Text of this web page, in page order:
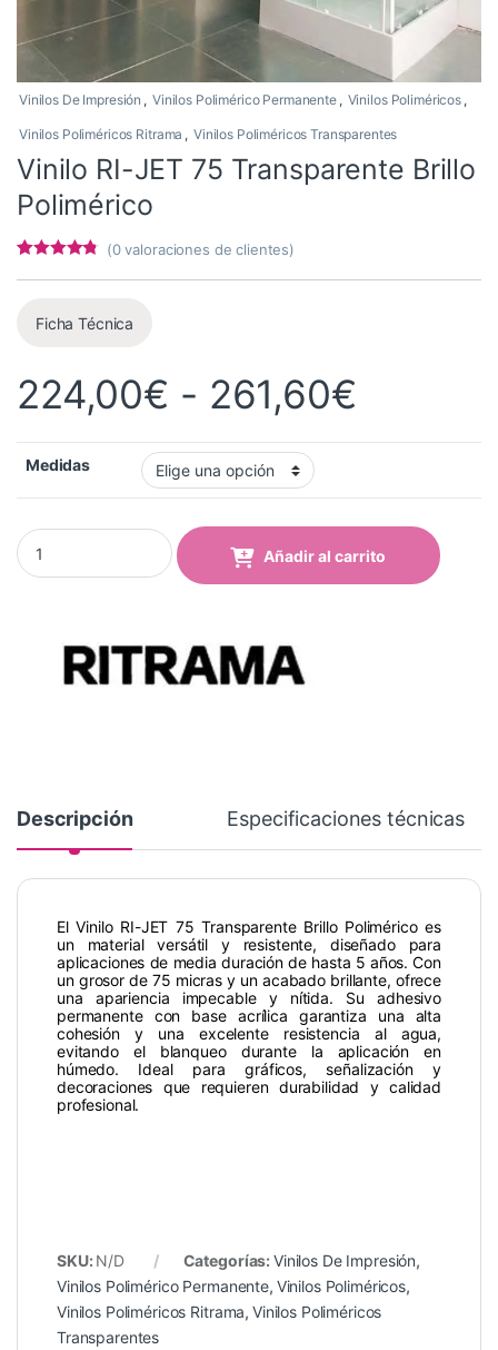
Vinilos De Impresión , Vinilos Polimérico Permanente , Vinilos Poliméricos ,
Vinilos Poliméricos Ritrama , Vinilos Poliméricos Transparentes
Vinilo RI-JET 75 Transparente Brillo
Polimérico
valoracione
s de
(0valoraciones de clientes)
Ficha Técnica
224,00€ - 261,60€
Medidas
Vinilo RI-JET 75 Transparente Brillo Polimérico quantity
Añadir al carrito
Descripción Especificaciones técnicas
El Vinilo RI-JET 75 Transparente Brillo Polimérico es
un material versátil y resistente, diseñado para
aplicaciones de media duración de hasta 5 años. Con
un grosor de 75 micras y un acabado brillante, ofrece
una apariencia impecable y nítida. Su adhesivo
permanente con base acrílica garantiza una alta
cohesión y una excelente resistencia al agua,
evitando el blanqueo durante la aplicación en
húmedo. Ideal para gráficos, señalización y
decoraciones que requieren durabilidad y calidad
profesional.
SKU: N/D Categorías: Vinilos De Impresión,
Vinilos Polimérico Permanente, Vinilos Poliméricos,
Vinilos Poliméricos Ritrama, Vinilos Poliméricos
Transparentes